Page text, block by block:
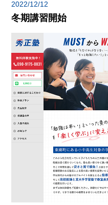
2022/12/12
冬期講習開始